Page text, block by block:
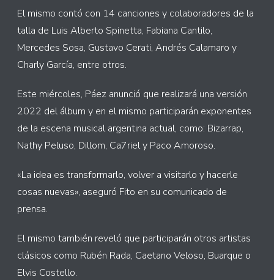
El mismo contó con 14 canciones y colaboradores de la
talla de Luis Alberto Spinetta, Fabiana Cantilo,
Mercedes Sosa, Gustavo Cerati, Andrés Calamaro y
Charly García, entre otros.
Este miércoles, Páez anunció que realizará una versión
2022 del álbum y en el mismo participarán exponentes
de la escena musical argentina actual, como: Bizarrap,
Nathy Peluso, Dillom, Ca7riel y Paco Amoroso.
«La idea es transformarlo, volver a visitarlo y hacerle
cosas nuevas», aseguró Fito en su comunicado de
prensa.
El mismo también reveló que participarán otros artistas
clásicos como Rubén Rada, Caetano Veloso, Buarque o
Elvis Costello.